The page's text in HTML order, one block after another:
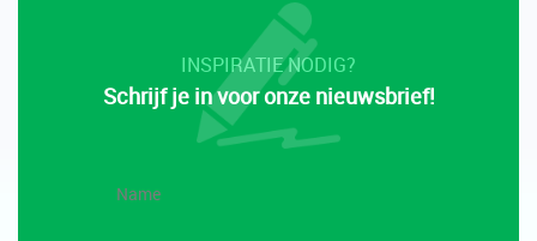
INSPIRATIE NODIG?
Schrijf je in voor onze nieuwsbrief!